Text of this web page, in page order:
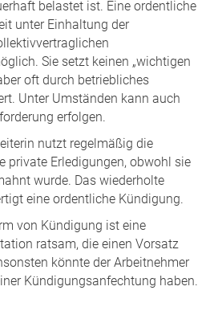
belastet ist. Eine ordentliche
unter Einhaltung der
Sie setzt keinen „wichtigen
oft durch betriebliches
Unter Umständen kann auch
erfolgen.
nutzt regelmäßig die
private Erledigungen, obwohl sie
wurde. Das wiederholte
eine ordentliche Kündigung.
von Kündigung ist eine
ratsam, die einen Vorsatz
könnte der Arbeitnehmer
Kündigungsanfechtung haben.